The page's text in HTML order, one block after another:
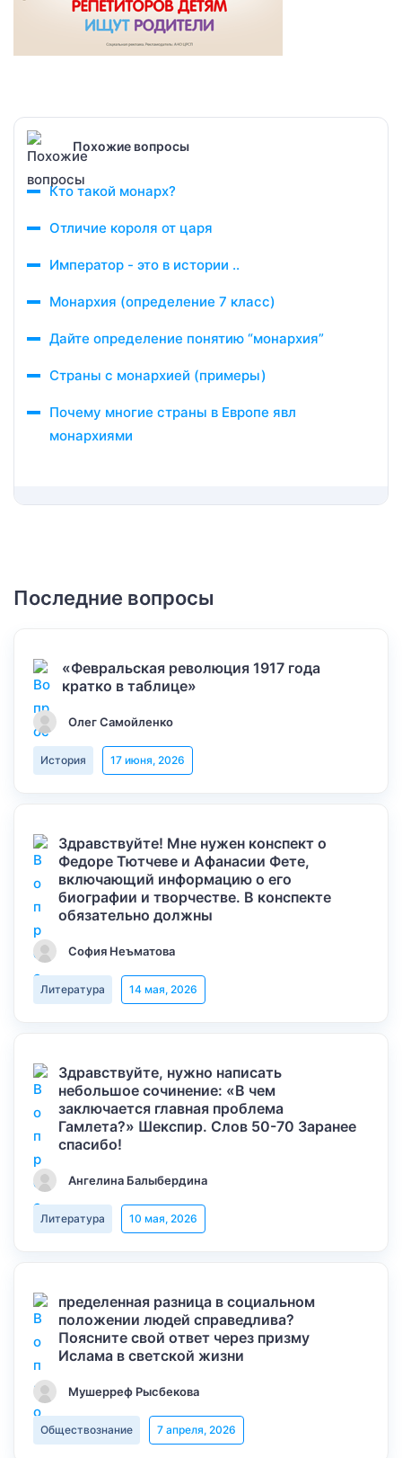
Похожие вопросы
Кто такой монарх?
Отличие короля от царя
Император - это в истории ..
Монархия (определение 7 класс)
Дайте определение понятию “монархия”
Страны с монархией (примеры)
Почему многие страны в Европе явл
монархиями
Последние вопросы
«Февральская революция 1917 года
кратко в таблице»
Олег Самойленко
История 17 июня, 2026
Здравствуйте! Мне нужен конспект о
Федоре Тютчеве и Афанасии Фете,
включающий информацию о его
биографии и творчестве. В конспекте
обязательно должны
София Неъматова
Литература 14 мая, 2026
Здравствуйте, нужно написать
небольшое сочинение: «В чем
заключается главная проблема
Гамлета?» Шекспир. Слов 50-70 Заранее
спасибо!
Ангелина Балыбердина
Литература 10 мая, 2026
пределенная разница в социальном
положении людей справедлива?
Поясните свой ответ через призму
Ислама в светской жизни
Мушерреф Рысбекова
Обществознание 7 апреля, 2026